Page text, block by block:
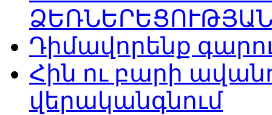
Դիմավորենք
Հին ու բարի
վերականգնում